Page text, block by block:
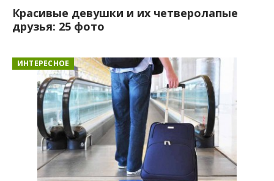
Красивые девушки и их четверолапые
друзья: 25 фото
ИНТЕРЕСНОЕ